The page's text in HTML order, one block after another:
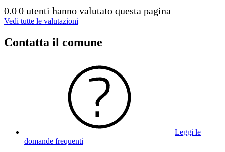
0.00 utenti hanno valutato questa pagina
Vedi tutte le valutazioni
Contatta il comune
Leggi le
domande frequenti